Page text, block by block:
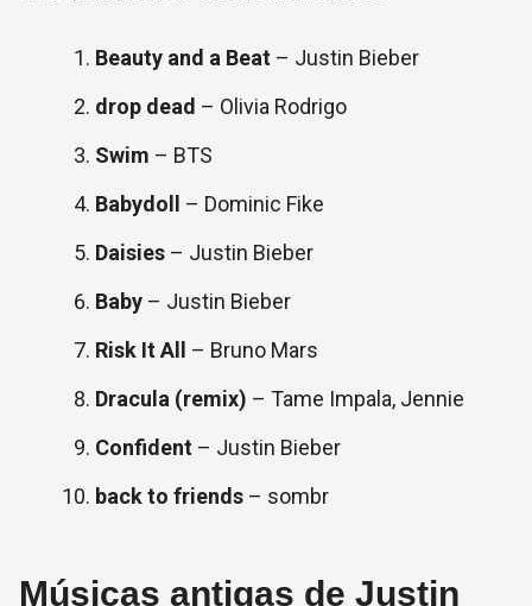
Beauty and a Beat – Justin Bieber
drop dead – Olivia Rodrigo
Swim – BTS
Babydoll – Dominic Fike
Daisies – Justin Bieber
Baby – Justin Bieber
Risk It All – Bruno Mars
Dracula (remix) – Tame Impala, Jennie
Confident – Justin Bieber
back to friends – sombr
Músicas antigas de Justin